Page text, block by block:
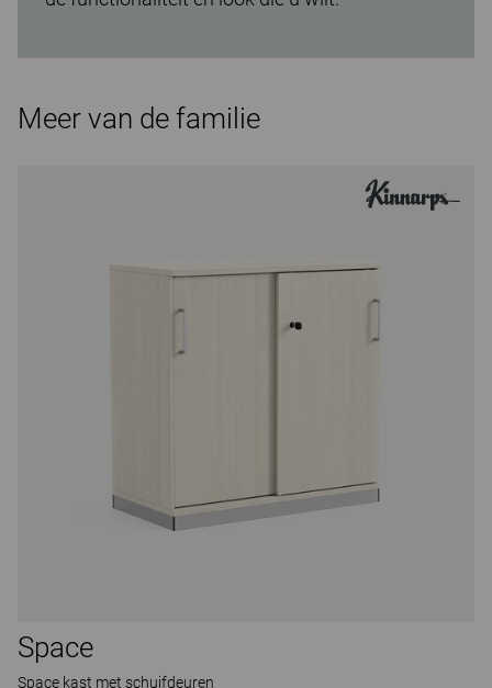
Meer van de familie
Space
Space kast met schuifdeuren